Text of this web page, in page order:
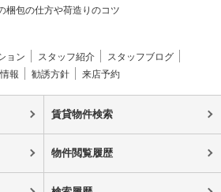
梱包の仕方や荷造りのコツ
ョン スタッフ紹介
スタッフブログ
報 勧誘方針 来店予約
賃貸物件検索
物件閲覧履歴